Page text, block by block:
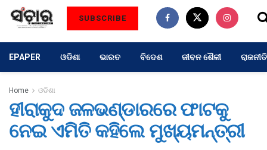
SUBSCRIBE
EPAPER ଓଡିଶା ଭାରତ ବିଦେଶ ଜୀବନ ଶୈଳୀ ରାଜନୀତି
Home ଓଡିଶା
ହୀରାକୁଦ ଜଳଭଣ୍ଡାରରେ ଫାଟକୁ
ନେଇ ଏମିତି କହିଲେ ମୁଖ୍ୟମନ୍ତ୍ରୀ